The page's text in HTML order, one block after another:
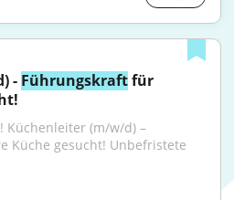
- Führungskraft für
Küche gesucht! Unbefristete